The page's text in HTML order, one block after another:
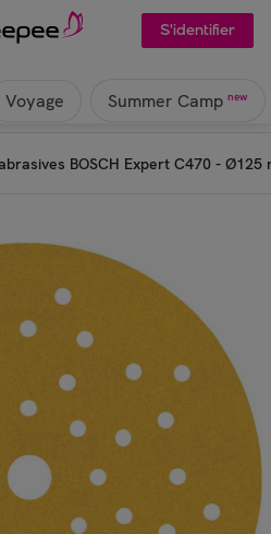
S'identifier
Voyage Summer Camp new
BOSCH Expert C470 -